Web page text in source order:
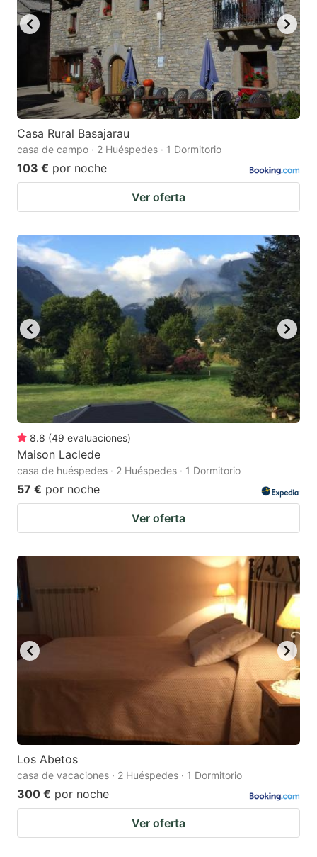
Casa Rural Basajarau
casa de campo · 2 Huéspedes · 1 Dormitorio
103 € por noche
Ver oferta
8.8 (49 evaluaciones)
Maison Laclede
casa de huéspedes · 2 Huéspedes · 1 Dormitorio
57 € por noche
Ver oferta
Los Abetos
casa de vacaciones · 2 Huéspedes · 1 Dormitorio
300 € por noche
Ver oferta